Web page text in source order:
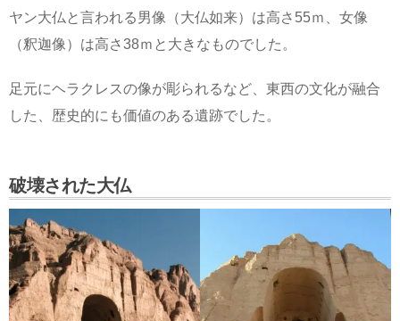
ヤン大仏と言われる男像（大仏如来）は高さ55ｍ、女像
（釈迦像）は高さ38ｍと大きなものでした。
足元にヘラクレスの像が彫られるなど、東西の文化が融合
した、歴史的にも価値のある遺跡でした。
破壊された大仏